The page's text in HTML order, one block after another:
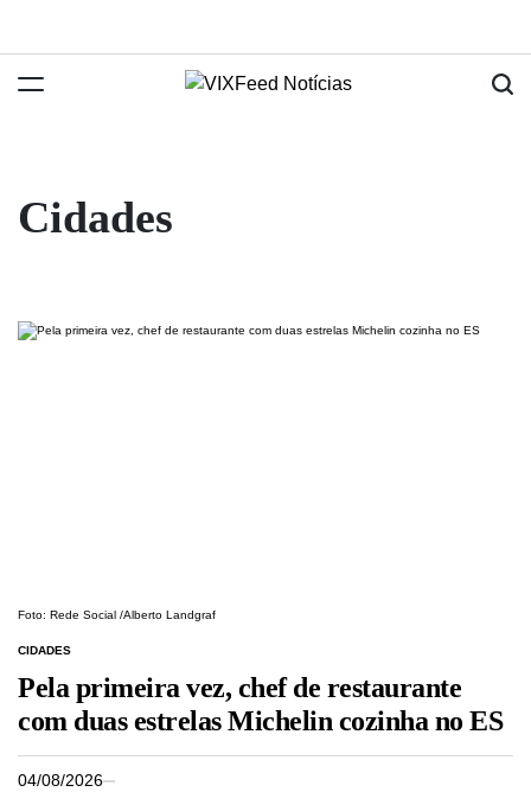
Cidades
Foto: Rede Social /Alberto Landgraf
CIDADES
Pela primeira vez, chef de restaurante
com duas estrelas Michelin cozinha no ES
04/08/2026